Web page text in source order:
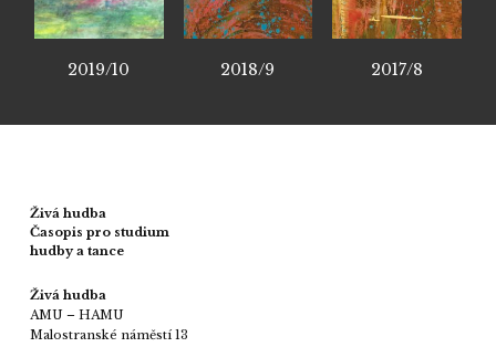
2019/10 2018/9 2017/8
Živá hudba
Časopis pro studium
hudby a tance
Živá hudba
AMU – HAMU
Malostranské náměstí 13